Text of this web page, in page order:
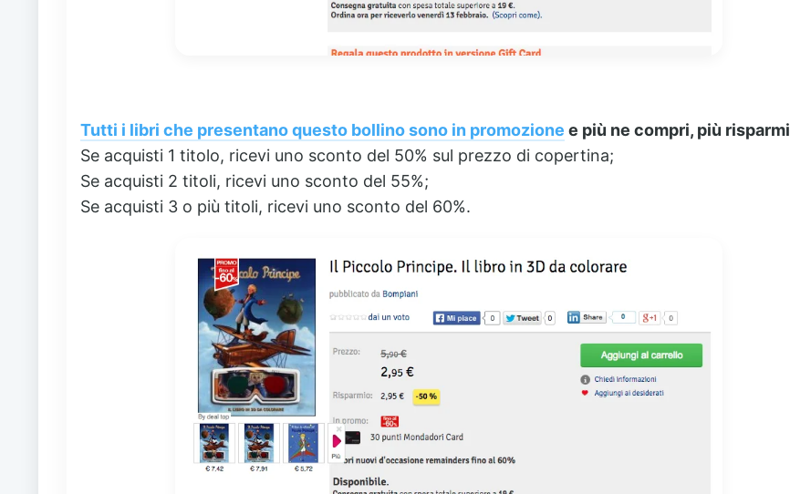
Tutti i libri che presentano questo bollino sono in promozione e più ne compri, più risparmi
Se acquisti 1 titolo, ricevi uno sconto del 50% sul prezzo di copertina;
Se acquisti 2 titoli, ricevi uno sconto del 55%;
Se acquisti 3 o più titoli, ricevi uno sconto del 60%.